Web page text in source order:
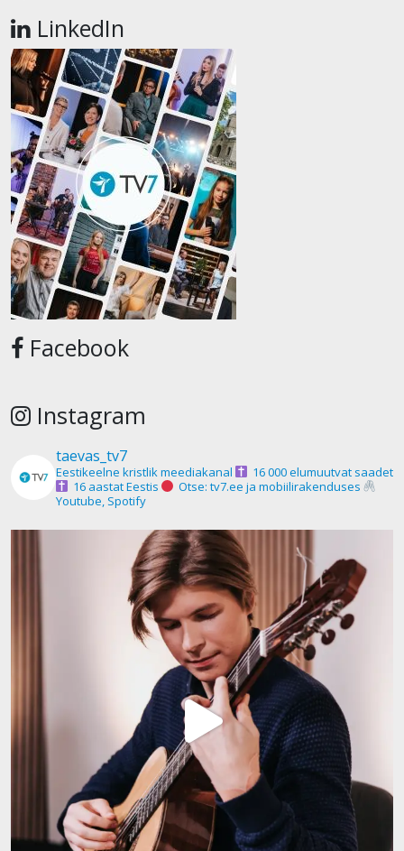
LinkedIn
Facebook
Instagram
taevas_tv7
Eestikeelne kristlik meediakanal
16 000 elumuutvat saadet
16 aastat Eestis
Otse: tv7.ee ja mobiilirakenduses
Youtube, Spotify